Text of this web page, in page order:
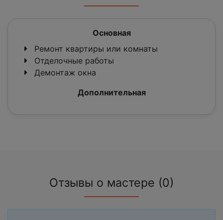
Основная
Ремонт квартиры или комнаты
Отделочные работы
Демонтаж окна
Дополнительная
Отзывы о мастере (0)